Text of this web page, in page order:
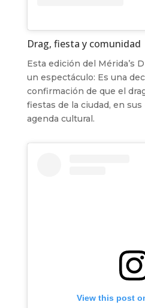
Drag, fiesta y comunidad
Esta edición del Mérida’s
un espectáculo: Es una
confirmación de que el
fiestas de la ciudad, en
agenda cultural.
View this post